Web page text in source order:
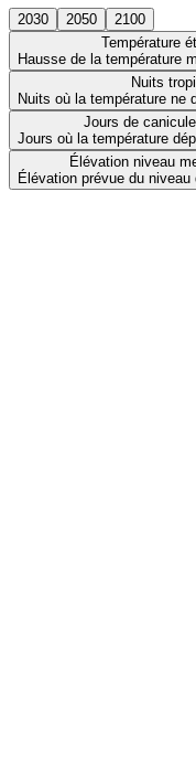
2030 2050
2100
Température
Hausse de la température
Nuits
Nuits où la température ne
Jours de canicule
Jours où la température
Élévation niveau
Élévation prévue du niveau